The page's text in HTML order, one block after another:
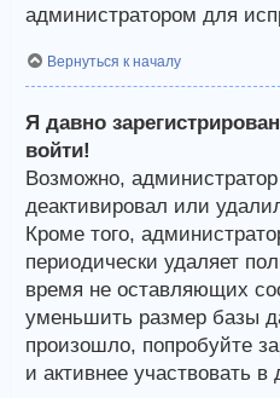
администратором для
Вернуться к началу
Я давно
войти!
Возможно,
деактивировал или
Кроме того,
периодически удаляет
время не оставляющих
уменьшить размер базы
произошло, попробуйте
и активнее участвовать в